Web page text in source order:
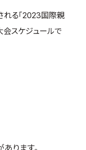
盟について
知らせ
れる「2023国際親
会スケジュールで
ります。